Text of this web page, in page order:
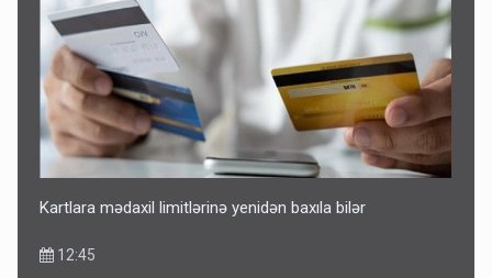
Kartlara mədaxil limitlərinə yenidən baxıla bilər
12:45